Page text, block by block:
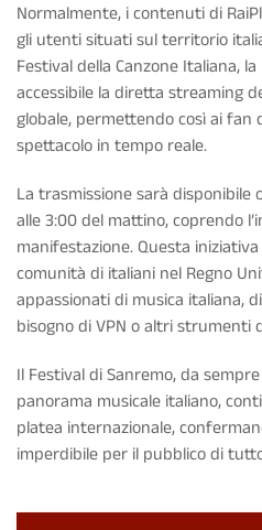
Normalmente, i contenuti di
gli utenti situati sul territorio
Festival della Canzone Italiana,
accessibile la diretta streaming
globale, permettendo così ai
spettacolo in tempo reale.
La trasmissione sarà disponibile
alle 3:00 del mattino, coprendo
manifestazione. Questa
comunità di italiani nel Regno
appassionati di musica italiana,
bisogno di VPN o altri strumenti
Il Festival di Sanremo, da
panorama musicale italiano,
platea internazionale,
imperdibile per il pubblico di